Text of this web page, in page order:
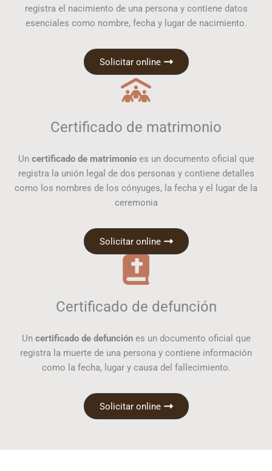
registra el nacimiento de una persona y contiene datos
esenciales como nombre, fecha y lugar de nacimiento.
Solicitar online
Certificado de matrimonio
Un certificado de matrimonioes un documento oficial que
registra la unión legal de dos personas y contiene detalles
como los nombres de los cónyuges, la fecha y el lugar de la
ceremonia
Solicitar online
Certificado de defunción
Un certificado de defunciónes un documento oficial que
registra la muerte de una persona y contiene información
como la fecha, lugar y causa del fallecimiento.
Solicitar online